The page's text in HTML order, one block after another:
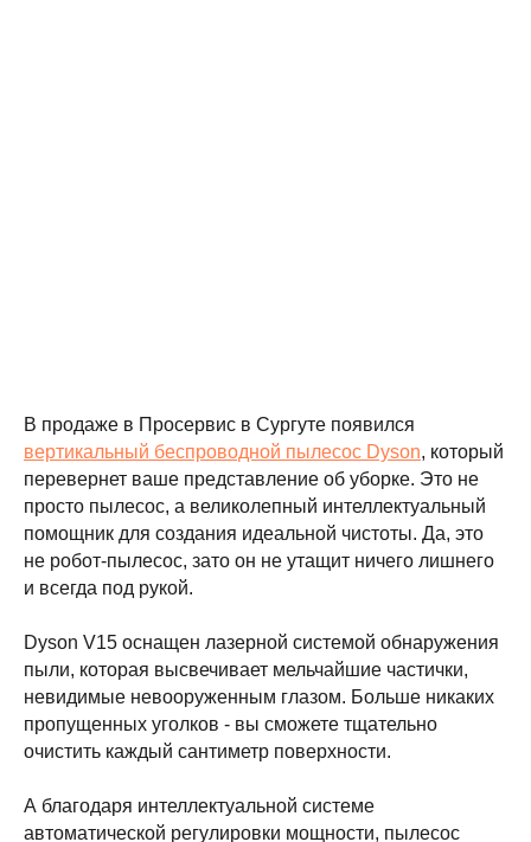
В продаже в Просервис в Сургуте появился
вертикальный беспроводной пылесос Dyson, который
перевернет ваше представление об уборке. Это не
просто пылесос, а великолепный интеллектуальный
помощник для создания идеальной чистоты. Да, это
не робот-пылесос, зато он не утащит ничего лишнего
и всегда под рукой.
Dyson V15 оснащен лазерной системой обнаружения
пыли, которая высвечивает мельчайшие частички,
невидимые невооруженным глазом. Больше никаких
пропущенных уголков - вы сможете тщательно
очистить каждый сантиметр поверхности.
А благодаря интеллектуальной системе
автоматической регулировки мощности, пылесос